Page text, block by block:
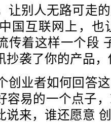
别人无路可走的
国互联网上，也
传着这样一个段
抄袭了你的产品
业者如何回答这
容易的一个点子
说来，谁还愿意